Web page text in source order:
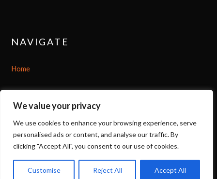
We value your privacy
We use cookies to enhance your browsing experience, serve
personalised ads or content, and analyse our traffic. By
clicking "Accept All", you consent to our use of cookies.
Customise Reject All Accept All
NAVIGATE
Home
Options
Contact